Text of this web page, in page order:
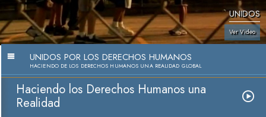
UNIDOS
Ver Video
UNIDOS POR LOS DERECHOS HUMANOS
HACIENDO DE LOS DERECHOS HUMANOS UNA REALIDAD GLOBAL
Haciendo los Derechos Humanos una
Realidad